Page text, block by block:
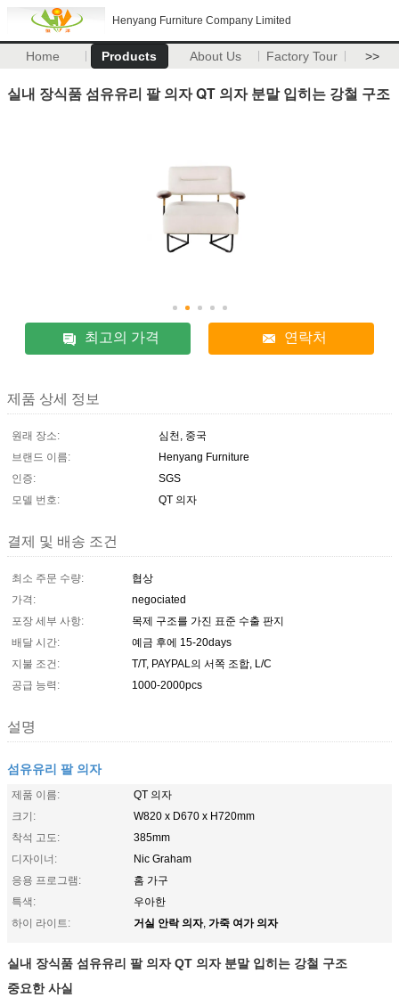
Henyang Furniture Company Limited
Home Products About Us Factory Tour >>
실내 장식품 섬유유리 팔 의자 QT 의자 분말 입히는 강철 구조
최고의 가격 연락처
제품 상세 정보
원래 장소:
심천, 중국
브랜드 이름:
Henyang Furniture
인증:
SGS
모델 번호:
QT 의자
결제 및 배송 조건
최소 주문 수량:
협상
가격:
negociated
포장 세부 사항:
목제 구조를 가진 표준 수출 판지
배달 시간:
예금 후에 15-20days
지불 조건:
T/T, PAYPAL의 서쪽 조합, L/C
공급 능력:
1000-2000pcs
설명
섬유유리 팔 의자
제품 이름:
QT 의자
크기:
W820 x D670 x H720mm
착석 고도:
385mm
디자이너:
Nic Graham
응용 프로그램:
홈 가구
특색:
우아한
하이 라이트:
거실 안락 의자, 가죽 여가 의자
실내 장식품 섬유유리 팔 의자 QT 의자 분말 입히는 강철 구조
중요한 사실